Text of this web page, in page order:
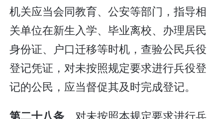
机关应当会同教育、公安等部门，指导相
关单位在新生入学、毕业离校、办理居民
身份证、户口迁移等时机，查验公民兵役
登记凭证，对未按照规定要求进行兵役登
记的公民，应当督促其及时完成登记。
对未按照本规定要求进行兵